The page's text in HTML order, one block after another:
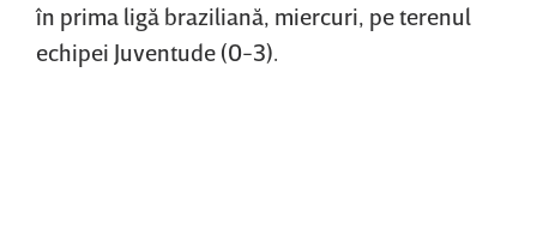
în prima ligă braziliană, miercuri, pe terenul
echipei Juventude (0-3).